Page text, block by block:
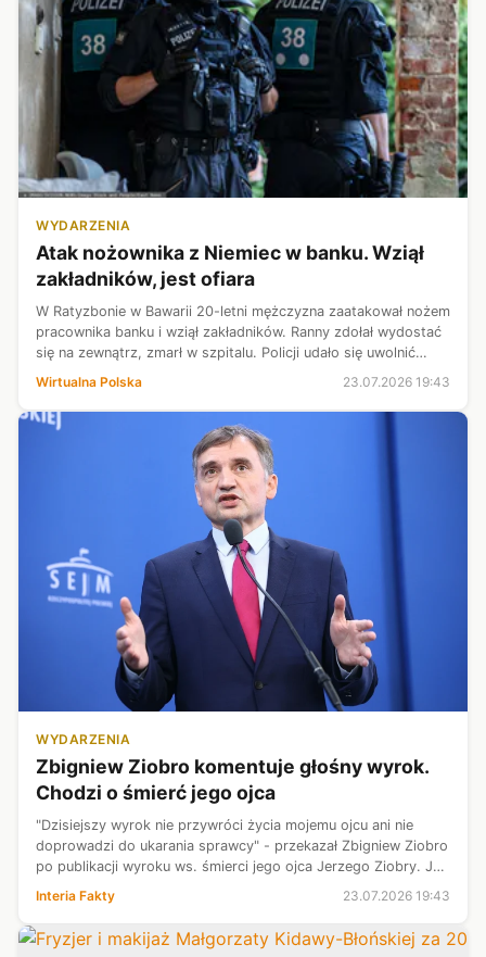
WYDARZENIA
Atak nożownika z Niemiec w banku. Wziął
zakładników, jest ofiara
W Ratyzbonie w Bawarii 20-letni mężczyzna zaatakował nożem
pracownika banku i wziął zakładników. Ranny zdołał wydostać
się na zewnątrz, zmarł w szpitalu. Policji udało się uwolnić
Wirtualna Polska 23.07.2026 19:43
WYDARZENIA
Zbigniew Ziobro komentuje głośny wyrok.
Chodzi o śmierć jego ojca
"Dzisiejszy wyrok nie przywróci życia mojemu ojcu ani nie
doprowadzi do ukarania sprawcy" - przekazał Zbigniew Ziobro
po publikacji wyroku ws. śmierci jego ojca Jerzego Ziobry. Jak
przypomniał, sąd uznał, że Dariusz Dudek popełnił błąd
diagnostyczno-...
Interia Fakty 23.07.2026 19:43